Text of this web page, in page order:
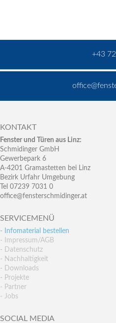
+43
KONTAKT
Fenster und Türen aus Linz:
Schmidinger GmbH
Gewerbepark 6
A-4201 Gramastetten bei Linz
Bezirk Urfahr Umgebung
Tel 07239 7031 0
office@fensterschmidinger.at
SERVICEMENÜ
- Infomaterial bestellen
- Impressum/AGB
- Datenschutz
- Nachhaltigkeit
- Downloads
- Projekte
- Partner
- Jobs
SOCIAL MEDIA